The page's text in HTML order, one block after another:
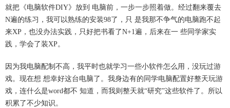
就把《电脑软件DIY》放到 电脑前，一步一步照着做。经过翻来覆去
N遍的练习，我可以熟练的安装98了，只 是我那不争气的电脑跑不起
来XP，也没办法实践，只好把书看了N+1遍，后来在一 些同学家实
践，学会了装XP。
因为我电脑配制不高，我平时也就学习一些小软件怎么用，没玩过游
戏。现在想 想幸好这台电脑了。我身边有的同学电脑配置好整天玩游
戏，连什么是word都不 知道，而我则整天就“研究”这些软件了。所以
积累了不少知识。